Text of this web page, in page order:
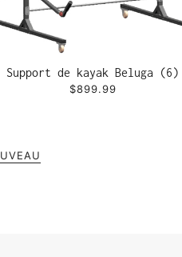
Support de kayak Beluga (6)
$899.99